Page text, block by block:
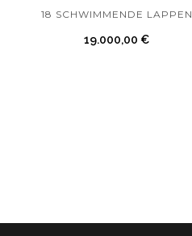
18 SCHWIMMENDE LAPPEN
19.000,00 €